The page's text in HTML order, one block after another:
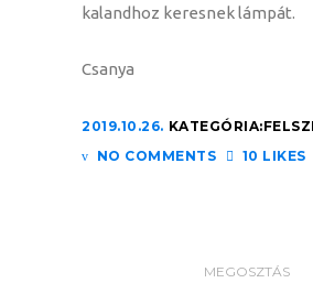
kalandhoz keresnek lámpát.
Csanya
2019.10.26. KATEGÓRIA:
NO COMMENTS
10 LIKES
MEGOSZTÁS